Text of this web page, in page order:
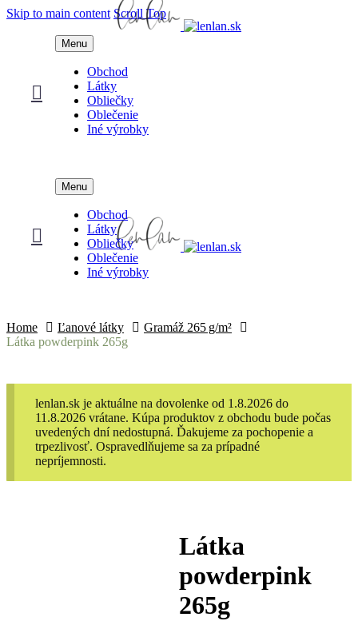
Skip to main content Scroll Top
Menu
Obchod
Látky
Obliečky
Oblečenie
Iné výrobky
Menu
Obchod
Látky
Obliečky
Oblečenie
Iné výrobky
Home Ľanové látky
Gramáž 265 g/m²
Látka powderpink 265g
lenlan.sk je aktuálne na dovolenke od 1.8.2026 do
11.8.2026 vrátane. Kúpa produktov z obchodu bude počas
uvedených dní nedostupná. Ďakujeme za pochopenie a
trpezlivosť. Ospravedlňujeme sa za prípadné
nepríjemnosti.
Látka
powderpink
265g